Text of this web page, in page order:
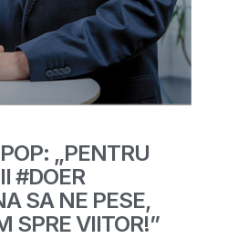
„PENTRU
#DOER
SA NE PESE,
SPRE VIITOR!”